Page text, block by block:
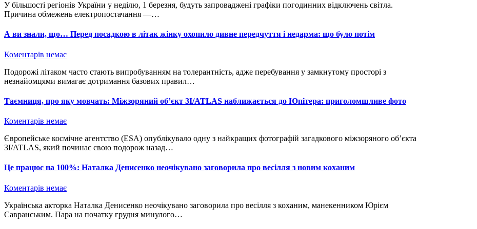
У більшості регіонів України у неділю, 1 березня, будуть запроваджені графіки погодинних відключень світла.
Причина обмежень електропостачання —…
А ви знали, що… Перед посадкою в літак жінку охопило дивне передчуття і недарма: що було потім
Коментарів немає
Подорожі літаком часто стають випробуванням на толерантність, адже перебування у замкнутому просторі з
незнайомцями вимагає дотримання базових правил…
Таємниця, про яку мовчать: Міжзоряний об’єкт 3I/ATLAS наближається до Юпітера: приголомшливе фото
Коментарів немає
Європейське космічне агентство (ESА) опублікувало одну з найкращих фотографій загадкового міжзоряного об’єкта
3I/ATLAS, який починає свою подорож назад…
Це працює на 100%: Наталка Денисенко неочікувано заговорила про весілля з новим коханим
Коментарів немає
Українська акторка Наталка Денисенко неочікувано заговорила про весілля з коханим, манекенником Юрієм
Савранським. Пара на початку грудня минулого…